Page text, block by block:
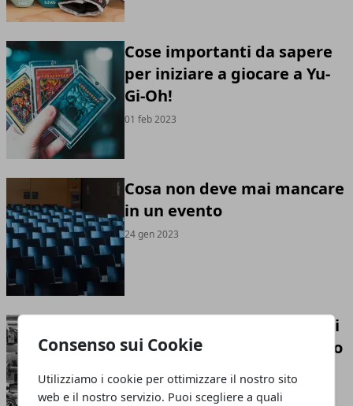
Consenso sui Cookie
Utilizziamo i cookie per ottimizzare il nostro sito
web e il nostro servizio. Puoi scegliere a quali
Cose importanti da sapere
per iniziare a giocare a Yu-
Gi-Oh!
01 feb 2023
Cosa non deve mai mancare
in un evento
24 gen 2023
Chiller industriali: di cosa si
tratta e che funzione hanno